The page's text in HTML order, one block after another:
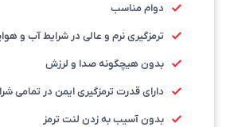
دوام مناسب
ترمزگیری نرم و عالی در شرایط آب و
بدون هیچگونه صدا و لرزش
دارای قدرت ترمزگیری ایمن در تمامی
بدون آسیب به زدن لنت ترمز